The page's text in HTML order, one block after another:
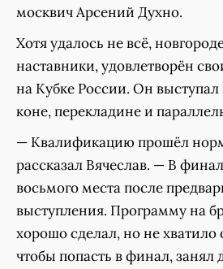
москвич Арсений Духно.
Хотя удалось не всё,
наставники, удовлетворён
на Кубке России. Он выступал
коне, перекладине и
— Квалификацию прошёл
рассказал Вячеслав. — В
восьмого места после
выступления. Программу на
хорошо сделал, но не хватило
чтобы попасть в финал, занял